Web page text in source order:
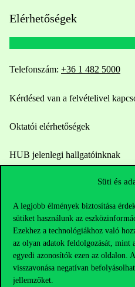
Süti és
A legjobb élmények biztosítása
sütiket használunk az
Ezekhez a technológiákhoz való
az olyan adatok feldolgozását, mint
egyedi azonosítók ezen az oldalon.
visszavonása negatívan
jellemzőket.
Elérhetőségek
Telefonszám: +36 1 482 5000
Kérdésed van a felvételivel
Oktatói elérhetőségek
HUB jelenlegi hallgatóinknak
press@uni-corvinus.hu
Hasznos linkek